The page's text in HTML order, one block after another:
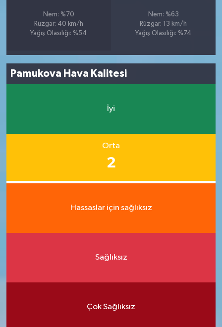
Nem: %70
Rüzgar: 40 km/h
Yağış Olasılığı: %54
Nem: %63
Rüzgar: 13 km/h
Yağış Olasılığı: %74
Pamukova Hava Kalitesi
İyi
Orta
2
Hassaslar için sağlıksız
Sağlıksız
Çok Sağlıksız